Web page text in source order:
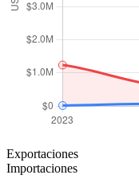
Exportaciones
Importaciones